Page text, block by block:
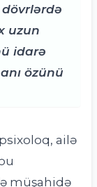
uzun
idarə
özünü
ailə
müşahidə